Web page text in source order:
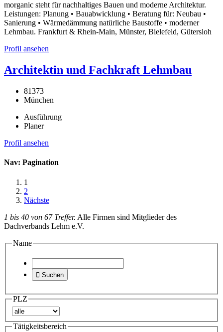
morganic steht für nachhaltiges Bauen und moderne Architektur.
Leistungen: Planung • Bauabwicklung • Beratung für: Neubau •
Sanierung • Wärmedämmung natürliche Baustoffe • moderner
Lehmbau. Frankfurt & Rhein-Main, Münster, Bielefeld, Gütersloh
Profil ansehen
Architektin und Fachkraft Lehmbau
81373
München
Ausführung
Planer
Profil ansehen
Nav: Pagination
1
2
Nächste
1 bis 40 von 67 Treffer. Alle Firmen sind Mitglieder des
Dachverbands Lehm e.V.
Name
 Suchen
PLZ
Tätigkeitsbereich